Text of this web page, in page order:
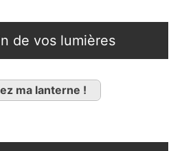
de vos lumières
ma lanterne !